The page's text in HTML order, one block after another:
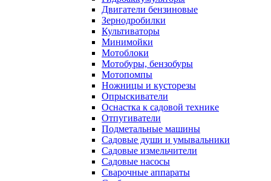
Двигатели бензиновые
Зернодробилки
Культиваторы
Минимойки
Мотоблоки
Мотобуры, бензобуры
Мотопомпы
Ножницы и кусторезы
Опрыскиватели
Оснастка к садовой технике
Отпугиватели
Подметальные машины
Садовые души и умывальники
Садовые измельчители
Садовые насосы
Сварочные аппараты